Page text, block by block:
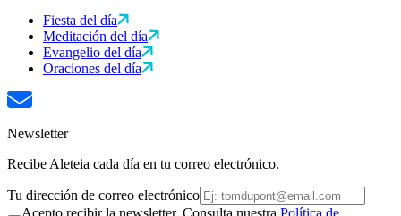
Fiesta del día
Meditación del día
Evangelio del día
Oraciones del día
Newsletter
Recibe Aleteia cada día en tu correo electrónico.
Tu dirección de correo electrónico